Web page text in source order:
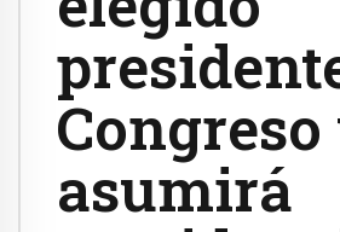
asumirá